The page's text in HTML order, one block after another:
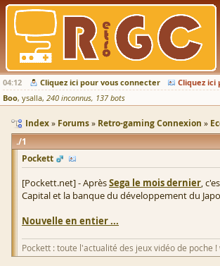
04:12 Cliquez ici pour vous connecter Cliquez ici
Boo ysalla 240 inconnus 137 bots
Index Forums Retro-gaming Connexion
1
Pockett
[Pockett.net] - AprèsSega le mois dernier,
Capital et la banque du développement du
Nouvelle en entier ...
Pockett : toute l'actualité des jeux vidéo de poche